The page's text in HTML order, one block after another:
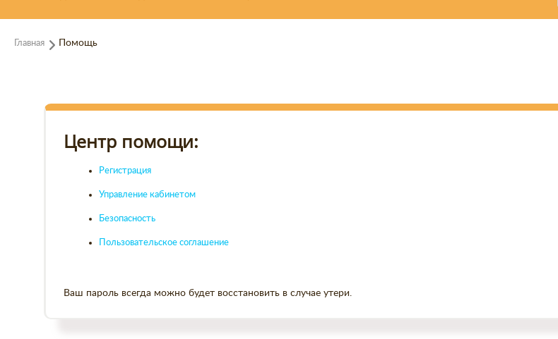
Главная Помощь
Центр помощи:
Регистрация
Управление кабинетом
Безопасность
Пользовательское соглашение
Ваш пароль всегда можно будет восстановить в случае утери.